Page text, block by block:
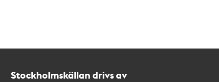
Stockholmskällan drivs av